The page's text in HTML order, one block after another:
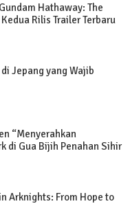
Hathaway: The
Rilis Trailer Terbaru
Jepang yang Wajib
“Menyerahkan
di Gua Bijih Penahan Sihir
Journey’s End
Arknights: From Hope to